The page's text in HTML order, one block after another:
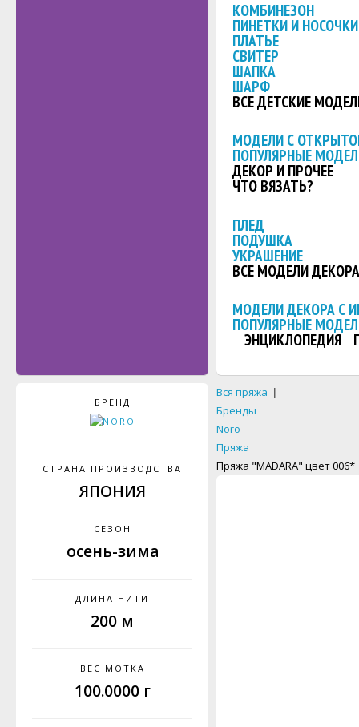
КОМБИНЕЗОН
ПИНЕТКИ И НОСОЧКИ
ПЛАТЬЕ
СВИТЕР
ШАПКА
ШАРФ
ВСЕ ДЕТСКИЕ
МОДЕЛИ С
ПОПУЛЯРНЫЕ
ДЕКОР И ПРОЧЕЕ
ЧТО ВЯЗАТЬ?
ПЛЕД
ПОДУШКА
УКРАШЕНИЕ
ВСЕ МОДЕЛИ ДЕКОРА
МОДЕЛИ ДЕКОРА С
ПОПУЛЯРНЫЕ
ЭНЦИКЛОПЕДИЯ
БРЕНД
СТРАНА ПРОИЗВОДСТВА
ЯПОНИЯ
СЕЗОН
осень-зима
ДЛИНА НИТИ
200 м
ВЕС МОТКА
100.0000 г
Вся пряжа |
Бренды
Noro
Пряжа
Пряжа "MADARA" цвет 006*